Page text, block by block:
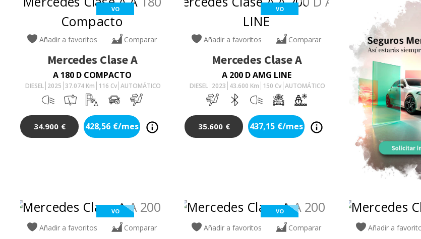
VO
Añadir a favoritos Comparar
Mercedes Clase A
A 180 D COMPACTO
DIESEL 2025 37.074 Km 116 Cv AUTOMÁTICO
34.900 € 428,56 €/mes
VO
Añadir a favoritos Comparar
Mercedes Clase A
A 200 D AMG LINE
DIESEL 2023 43.600 Km 150 Cv AUTOMÁTICO
35.600 € 437,15 €/mes
VO
Añadir a favoritos Comparar
VO
Añadir a favoritos Comparar Añadir a